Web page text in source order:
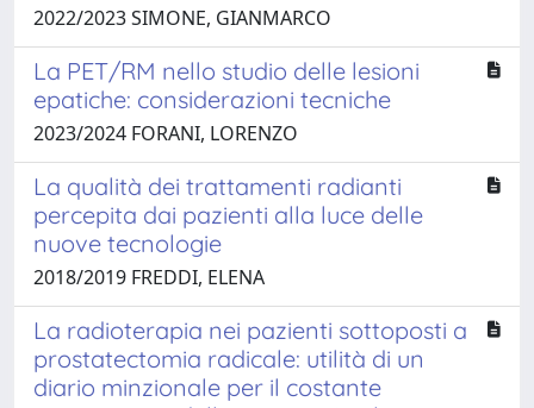
2022/2023 SIMONE, GIANMARCO
La PET/RM nello studio delle lesioni
epatiche: considerazioni tecniche
2023/2024 FORANI, LORENZO
La qualità dei trattamenti radianti
percepita dai pazienti alla luce delle
nuove tecnologie
2018/2019 FREDDI, ELENA
La radioterapia nei pazienti sottoposti a
prostatectomia radicale: utilità di un
diario minzionale per il costante